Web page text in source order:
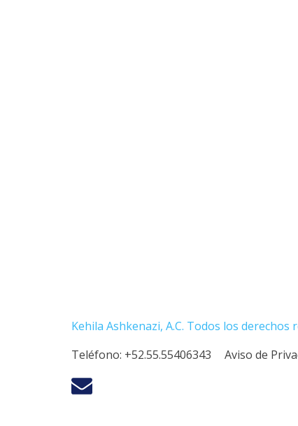
Kehila Ashkenazi, A.C. Todos los derechos
Teléfono: +52.55.55406343 Aviso de